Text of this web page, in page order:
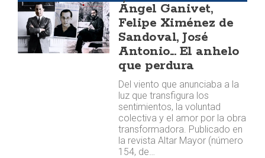
Ángel Ganivet,
Felipe Ximénez de
Sandoval, José
Antonio... El anhelo
que perdura
Del viento que anunciaba a la
luz que transfigura los
sentimientos, la voluntad
colectiva y el amor por la obra
transformadora. Publicado en
la revista Altar Mayor (número
154, de…